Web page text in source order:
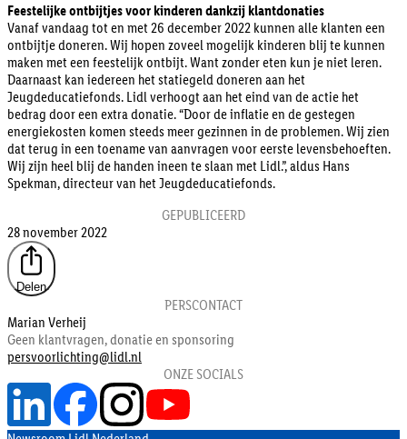
Feestelijke ontbijtjes voor kinderen dankzij klantdonaties
Vanaf vandaag tot en met 26 december 2022 kunnen alle klanten een
ontbijtje doneren. Wij hopen zoveel mogelijk kinderen blij te kunnen
maken met een feestelijk ontbijt. Want zonder eten kun je niet leren.
Daarnaast kan iedereen het statiegeld doneren aan het
Jeugdeducatiefonds. Lidl verhoogt aan het eind van de actie het
bedrag door een extra donatie. “Door de inflatie en de gestegen
energiekosten komen steeds meer gezinnen in de problemen. Wij zien
dat terug in een toename van aanvragen voor eerste levensbehoeften.
Wij zijn heel blij de handen ineen te slaan met Lidl.”, aldus Hans
Spekman, directeur van het Jeugdeducatiefonds.
GEPUBLICEERD
28 november 2022
Delen
PERSCONTACT
Marian Verheij
Geen klantvragen, donatie en sponsoring
persvoorlichting@lidl.nl
ONZE SOCIALS